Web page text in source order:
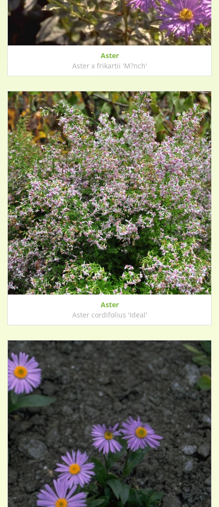
Aster
Aster x frikartii 'M?nch'
Aster
Aster cordifolius 'Ideal'